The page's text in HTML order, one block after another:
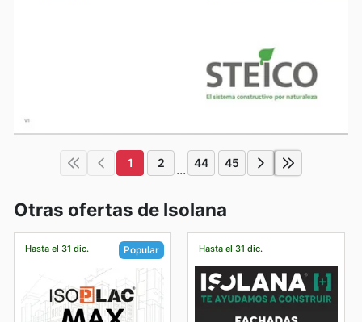
1 2 ... 44 45
Otras ofertas de Isolana
Hasta el 31 dic. Popular Hasta el 31 dic.